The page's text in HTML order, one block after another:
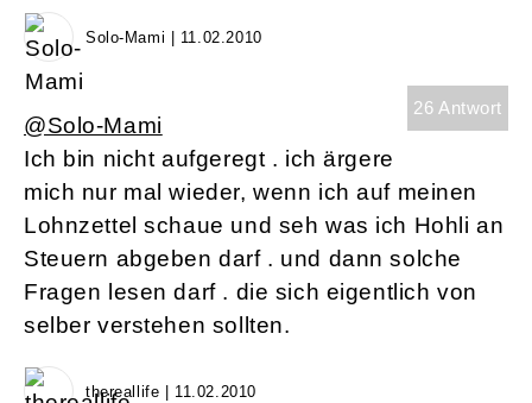
Solo-Mami | 11.02.2010
26 Antwort
@Solo-Mami
Ich bin nicht aufgeregt . ich ärgere
mich nur mal wieder, wenn ich auf meinen
Lohnzettel schaue und seh was ich Hohli an
Steuern abgeben darf . und dann solche
Fragen lesen darf . die sich eigentlich von
selber verstehen sollten.
thereallife | 11.02.2010